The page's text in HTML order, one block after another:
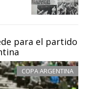
para el partido
COPA ARGENTINA